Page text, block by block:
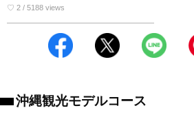
♡ 2 / 5188 views
沖縄観光モデルコース